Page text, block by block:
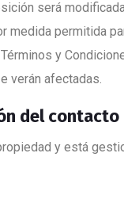
será
medida permitida
y
verán afectadas.
del contacto
y está